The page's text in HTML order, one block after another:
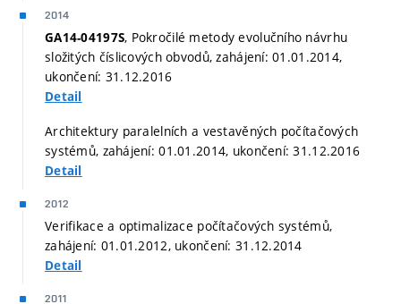
2014
GA14-04197S, Pokročilé metody evolučního návrhu
složitých číslicových obvodů, zahájení: 01.01.2014,
ukončení: 31.12.2016
Detail
Architektury paralelních a vestavěných počítačových
systémů, zahájení: 01.01.2014, ukončení: 31.12.2016
Detail
2012
Verifikace a optimalizace počítačových systémů,
zahájení: 01.01.2012, ukončení: 31.12.2014
Detail
2011